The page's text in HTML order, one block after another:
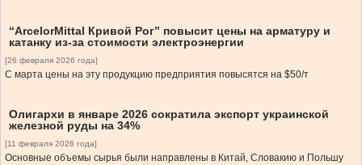
“ArcelorMittal Кривой Рог” повысит цены на арматуру и
катанку из-за стоимости электроэнергии
[26 февраля 2026 года]
С марта цены на эту продукцию предприятия повысятся на $50/т
Олигархи в январе 2026 сократила экспорт украинской
железной руды на 34%
[11 февраля 2026 года]
Основные объемы сырья были направлены в Китай, Словакию и Польшу